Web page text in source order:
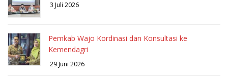
3 Juli 2026
Pemkab Wajo Kordinasi dan Konsultasi ke
Kemendagri
29 Juni 2026